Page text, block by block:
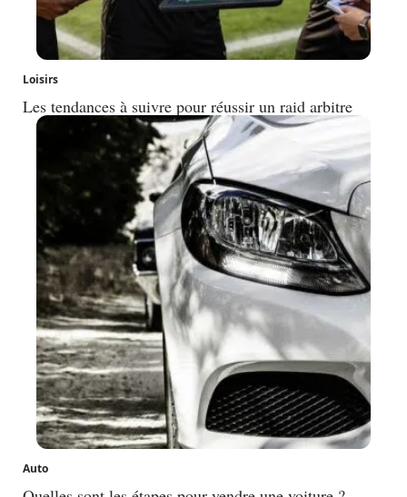
Loisirs
Les tendances à suivre pour réussir un raid arbitre
Auto